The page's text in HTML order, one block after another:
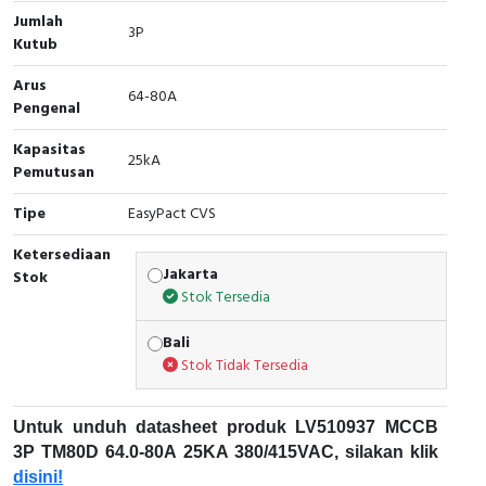
Cable Operated Switch
Signalling Columns
Safety Sensors
Pressure Switch
Ultrasonic & Rotary Encoder
Inductive Sensors
Photoelectric
Cam Switch
Panel Box
Jumlah
Kutub
3P
Arus
Pengenal
64-80A
Kapasitas
Pemutusan
25kA
Tipe
EasyPact CVS
Ketersediaan
Stok
Jakarta
Stok Tersedia
Bali
Stok Tidak Tersedia
Untuk unduh datasheet produk LV510937 MCCB
3P TM80D 64.0-80A 25KA 380/415VAC, silakan klik
disini!